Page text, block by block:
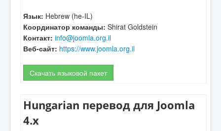
Язык: Hebrew (he-IL)
Координатор команды: Shirat Goldstein
Контакт: info@joomla.org.il
Веб-сайт: https://www.joomla.org.il
Скачать языковой пакет
Hungarian перевод для Joomla
4.x